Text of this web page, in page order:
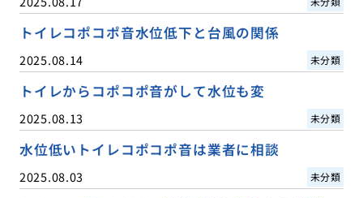
トイレコポコポ音水位低下と台風の関係
2025.08.14 未分類
トイレからコポコポ音がして水位も変
2025.08.13 未分類
水位低いトイレコポコポ音は業者に相談
2025.08.03 未分類